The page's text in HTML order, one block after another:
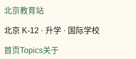
北京教育站
北京 K-12 · 升学 · 国际学校
首页Topics关于